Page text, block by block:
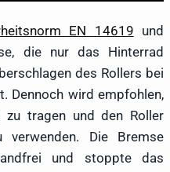
EN 14619 und
die nur das Hinterrad
des Rollers bei
Dennoch wird empfohlen,
zu tragen und den Roller
Die Bremse
und stoppte das